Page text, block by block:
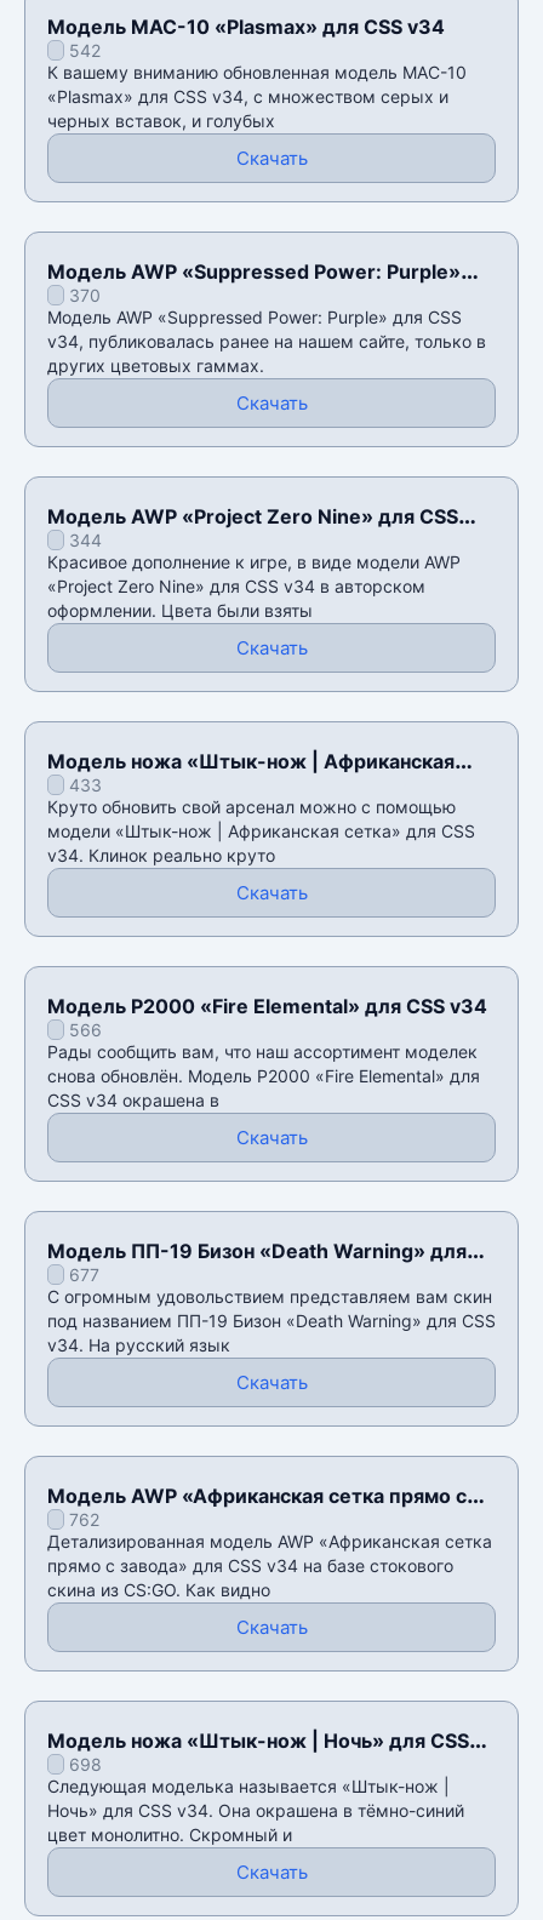
Модель MAC-10 «Plasmax» для CSS v34
542
К вашему вниманию обновленная модель MAC-10
«Plasmax» для CSS v34, с множеством серых и
черных вставок, и голубых
Скачать
Модель AWP «Suppressed Power: Purple»
для CSS v34
370
Модель AWP «Suppressed Power: Purple» для CSS
v34, публиковалась ранее на нашем сайте, только в
других цветовых гаммах.
Скачать
Модель AWP «Project Zero Nine» для CSS
v34344
Красивое дополнение к игре, в виде модели AWP
«Project Zero Nine» для CSS v34 в авторском
оформлении. Цвета были взяты
Скачать
Модель ножа «Штык-нож | Африканская
сетка» для CSS v34
433
Круто обновить свой арсенал можно с помощью
модели «Штык-нож | Африканская сетка» для CSS
v34. Клинок реально круто
Скачать
Модель P2000 «Fire Elemental» для CSS v34
566
Рады сообщить вам, что наш ассортимент моделек
снова обновлён. Модель P2000 «Fire Elemental» для
CSS v34 окрашена в
Скачать
Модель ПП-19 Бизон «Death Warning» для
CSS v34
677
С огромным удовольствием представляем вам скин
под названием ПП-19 Бизон «Death Warning» для CSS
v34. На русский язык
Скачать
Модель AWP «Африканская сетка прямо с
завода» для CSS v34
762
Детализированная модель AWP «Африканская сетка
прямо с завода» для CSS v34 на базе стокового
скина из CS:GO. Как видно
Скачать
Модель ножа «Штык-нож | Ночь» для CSS
v34698
Следующая моделька называется «Штык-нож |
Ночь» для CSS v34. Она окрашена в тёмно-синий
цвет монолитно. Скромный и
Скачать